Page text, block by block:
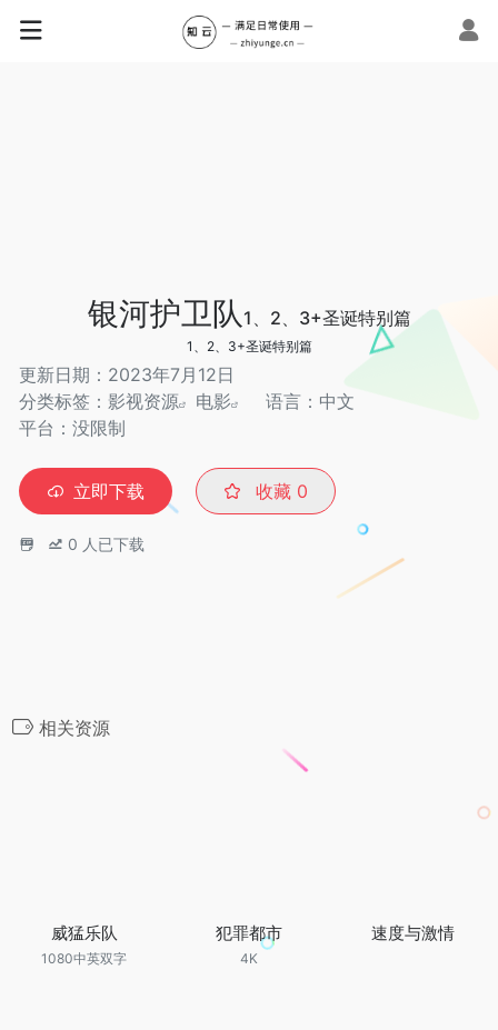
银河护卫队 1、2、3+圣诞特别篇
1、2、3+圣诞特别篇
更新日期：2023年7月12日
分类标签： 影视资源 电影
语言：中文
平台：没限制
立即下载 收藏 0
0 人已下载
相关资源
威猛乐队
1080中英双字
犯罪都市
4K
速度与激情